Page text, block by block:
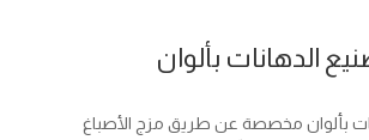
الدهانات بألوان
بألوان مخصصة عن طريق مزج الأصباغ